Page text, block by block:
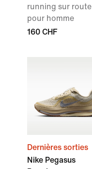
running sur route
pour homme
160 CHF
Dernières sorties
Nike Pegasus